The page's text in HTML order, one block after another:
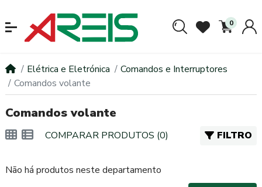
0
Elétrica e Eletrónica
Comandos e Interruptores
Comandos volante
Comandos volante
FILTRO
COMPARAR PRODUTOS (0)
Não há produtos neste departamento